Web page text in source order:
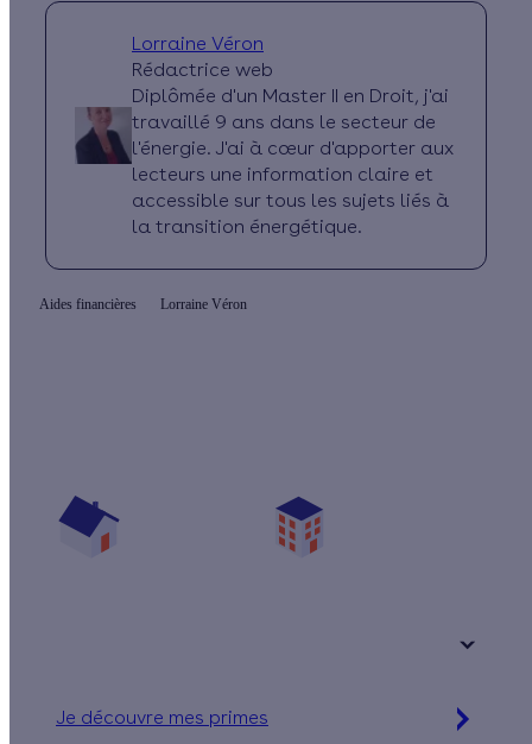
Lorraine Véron
Rédactrice web
Diplômée d'un Master II en Droit, j'ai
travaillé 9 ans dans le secteur de
l'énergie. J'ai à cœur d'apporter aux
lecteurs une information claire et
accessible sur tous les sujets liés à
la transition énergétique.
Aides financières Lorraine Véron
Je découvre mes primes